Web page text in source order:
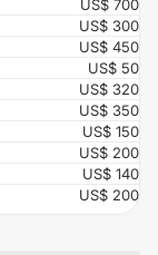
US$ 700
US$ 300
US$ 450
US$ 50
US$ 320
US$ 350
US$ 150
US$ 200
US$ 140
US$ 200